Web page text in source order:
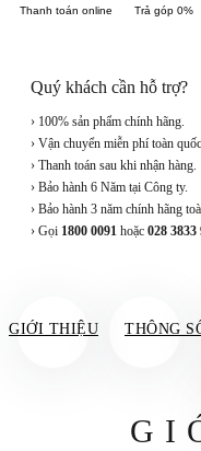
Thanh toán online Trả góp 0%
Quý khách cần hỗ trợ?
› 100% sản phẩm chính hãng.
› Vận chuyển miễn phí toàn
› Thanh toán sau khi nhận hàng.
› Bảo hành 6 Năm tại Công ty.
› Bảo hành 3 năm chính hãng
› Gọi 1800 0091 hoặc 028 3833
GIỚI THIỆU THÔNG